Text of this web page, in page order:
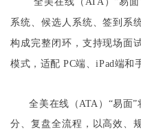
系统、候选人系统、签到系
构成完整闭环，支持现场面
模式，适配 PC端、iPad端和
全美在线（ATA）“易面”
分、复盘全流程，以高效、